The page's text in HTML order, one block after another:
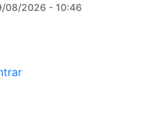
08/2026 - 10:46